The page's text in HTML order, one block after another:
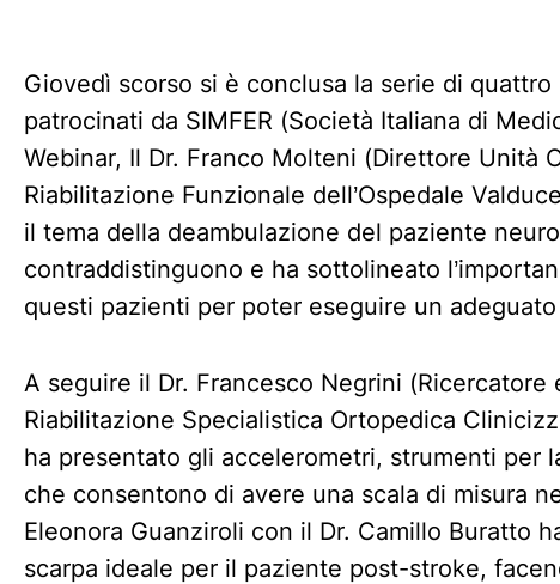
Giovedì scorso si è conclusa la serie di
patrocinati da SIMFER (Società Italiana di
Webinar, Il Dr. Franco Molteni (Direttore Unità
Riabilitazione Funzionale dell’Ospedale
il tema della deambulazione del paziente
contraddistinguono e ha sottolineato
questi pazienti per poter eseguire un
A seguire il Dr. Francesco Negrini (Ricercatore
Riabilitazione Specialistica Ortopedica
ha presentato gli accelerometri, strumenti per
che consentono di avere una scala di misura
Eleonora Guanziroli con il Dr. Camillo Buratto
scarpa ideale per il paziente post-stroke,